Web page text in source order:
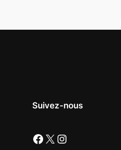
Suivez-nous
Facebook X Instagram